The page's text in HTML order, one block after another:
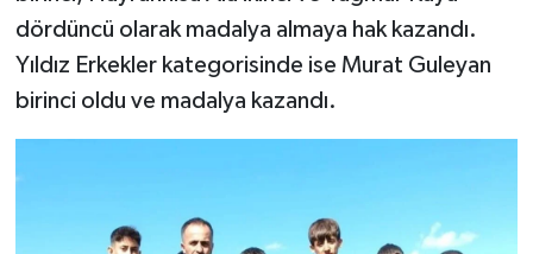
dördüncü olarak madalya almaya hak kazandı.
Yıldız Erkekler kategorisinde ise Murat Guleyan
birinci oldu ve madalya kazandı.